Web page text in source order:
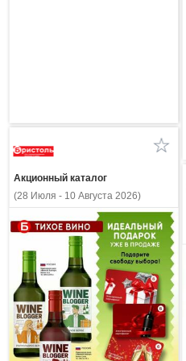
Акционный каталог
(28 Июля - 10 Августа 2026)